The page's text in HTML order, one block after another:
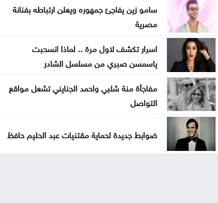
سامو زين يفاجئ جمهوره ويعلن ارتباطه بفنانة
مصرية
اسرار تكشف لاول مرة .. لماذا انسحبت
ياسمسن صبري من مسلسل الشادر
مفاجأة منة شلبي واحمد الجنايني تشعل مواقع
التواصل
ضوابط جديدة لحماية مقتنيات عبد الحليم حافظ